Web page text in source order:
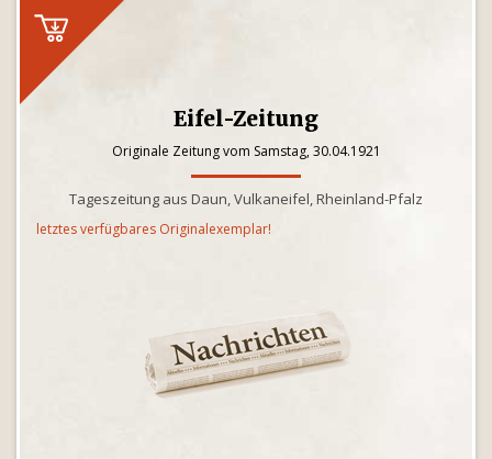
Eifel-Zeitung
Originale Zeitung vom Samstag, 30.04.1921
Tageszeitung aus Daun, Vulkaneifel, Rheinland-Pfalz
letztes verfügbares Originalexemplar!